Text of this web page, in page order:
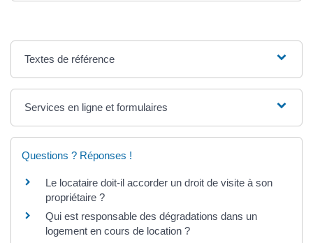
Textes de référence
Services en ligne et formulaires
Questions ? Réponses !
Le locataire doit-il accorder un droit de visite à son
propriétaire ?
Qui est responsable des dégradations dans un
logement en cours de location ?